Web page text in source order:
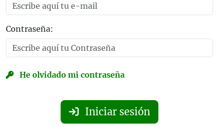
Contraseña:
He olvidado mi contraseña
Iniciar sesión